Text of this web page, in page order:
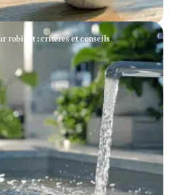
robinet : critères et conseils